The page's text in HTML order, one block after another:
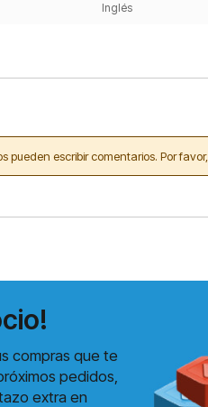
Inglés
pueden escribir comentarios. Por favor,
compras que te
pedidos,
extra en